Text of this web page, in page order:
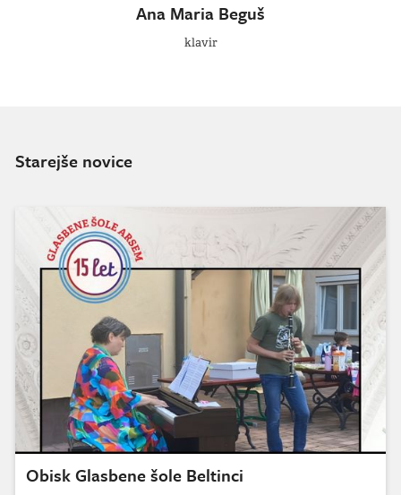
Ana Maria Beguš
klavir
Starejše novice
Obisk Glasbene šole Beltinci